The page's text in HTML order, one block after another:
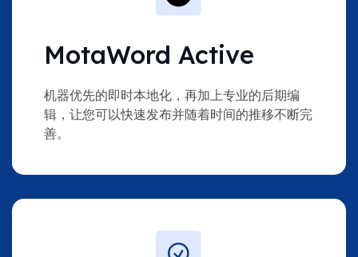
MotaWord Active
机器优先的即时本地化，再加上专业的后期编
辑，让您可以快速发布并随着时间的推移不断完
善。